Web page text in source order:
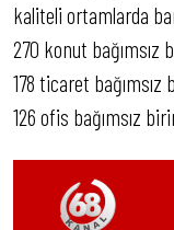
kaliteli ortamlarda
270 konut bağımsız
178 ticaret bağımsız
126 ofis bağımsız